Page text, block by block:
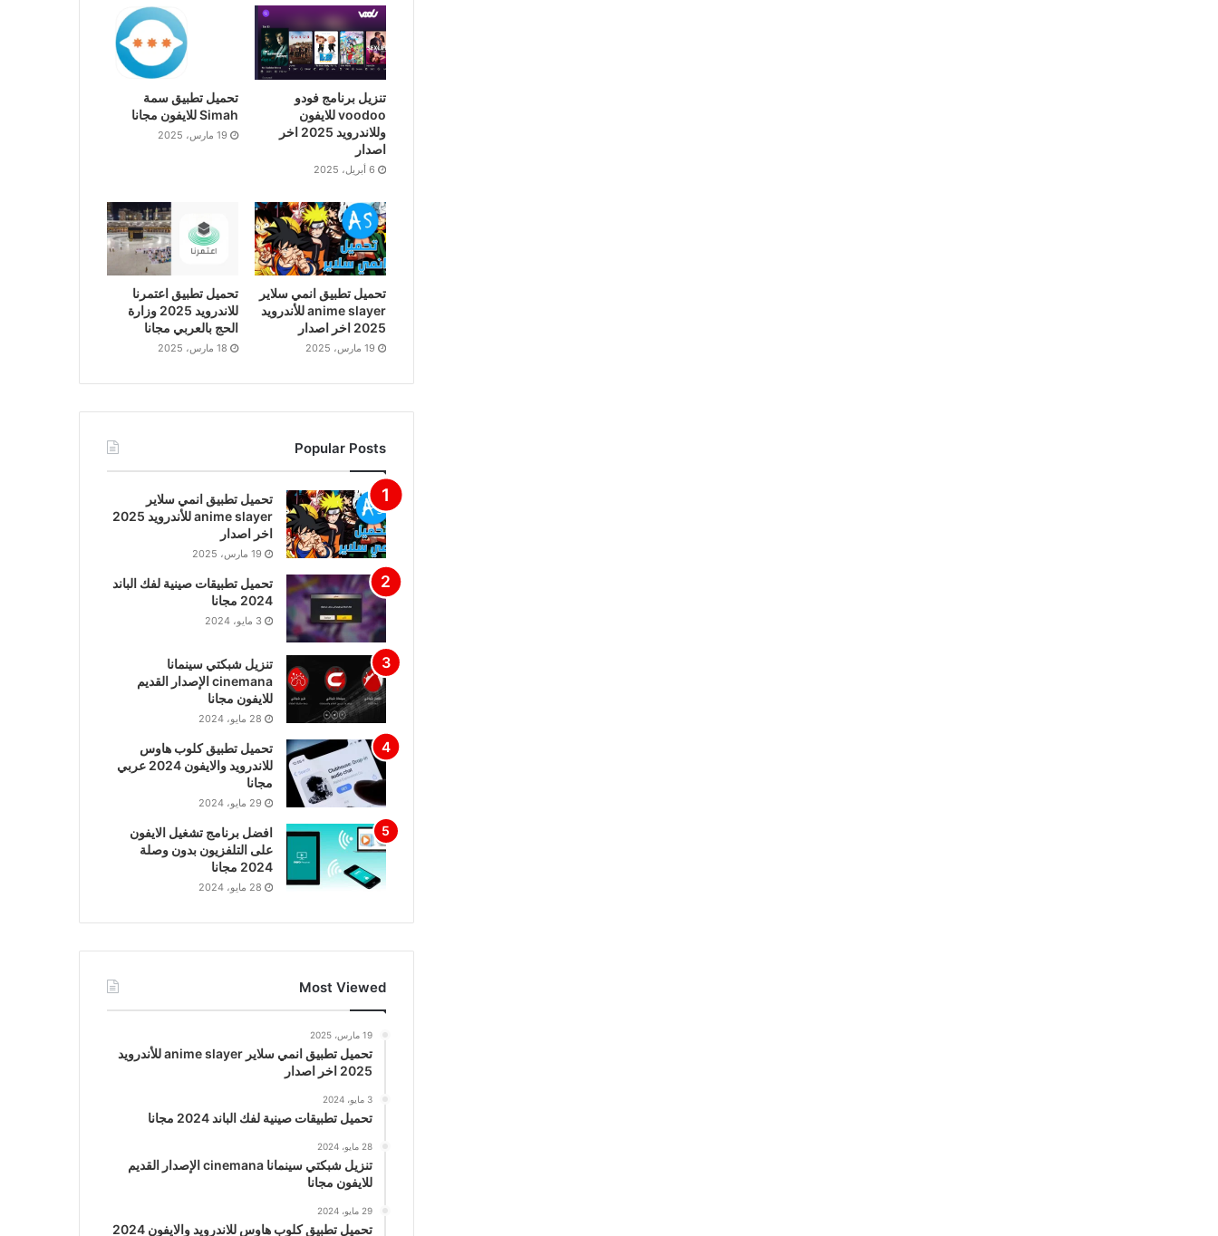
تنزيل برنامج فودو
voodoo للايفون
وللاندرويد 2025 اخر
اصدار
6 أبريل، 2025
تحميل تطبيق سمة
Simah للايفون مجانا
19 مارس، 2025
تحميل تطبيق انمي سلاير
anime slayer للأندرويد
2025 اخر اصدار
19 مارس، 2025
تحميل تطبيق اعتمرنا
للاندرويد 2025 وزارة
الحج بالعربي مجانا
18 مارس، 2025
Popular Posts
تحميل تطبيق انمي سلاير
anime slayer للأندرويد 2025
اخر اصدار
19 مارس، 2025
تحميل تطبيقات صينية لفك الباند
2024 مجانا
3 مايو، 2024
تنزيل شبكتي سينمانا
cinemana الإصدار القديم
للايفون مجانا
28 مايو، 2024
تحميل تطبيق كلوب هاوس
للاندرويد والايفون 2024 عربي
مجانا
29 مايو، 2024
افضل برنامج تشغيل الايفون
على التلفزيون بدون وصلة
2024 مجانا
28 مايو، 2024
Most Viewed
19 مارس، 2025
تحميل تطبيق انمي سلاير anime slayer للأندرويد
2025 اخر اصدار
3 مايو، 2024
تحميل تطبيقات صينية لفك الباند 2024 مجانا
28 مايو، 2024
تنزيل شبكتي سينمانا cinemana الإصدار القديم
للايفون مجانا
29 مايو، 2024
تحميل تطبيق كلوب هاوس للاندرويد والايفون 2024